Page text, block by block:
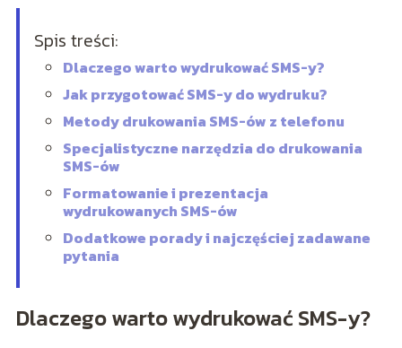
Spis treści:
Dlaczego warto wydrukować SMS-y?
Jak przygotować SMS-y do wydruku?
Metody drukowania SMS-ów z telefonu
Specjalistyczne narzędzia do drukowania
SMS-ów
Formatowanie i prezentacja
wydrukowanych SMS-ów
Dodatkowe porady i najczęściej zadawane
pytania
Dlaczego warto wydrukować SMS-y?